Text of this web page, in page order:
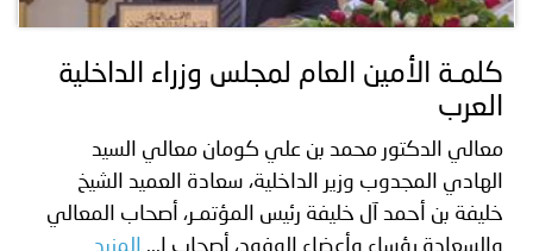
كلمـة الأمين العام لمجلس وزراء الداخلية
العرب
معالي الدكتور محمد بن علي كومان معالي السيد
الهادي المجدوب وزير الداخلية، سعادة العميد الشيخ
خليفة بن أحمد آل خليفة رئيس المؤتمـر، أصحاب المعالي
والسعادة رؤساء وأعضاء الوفود، أصحاب ا...
المزيد